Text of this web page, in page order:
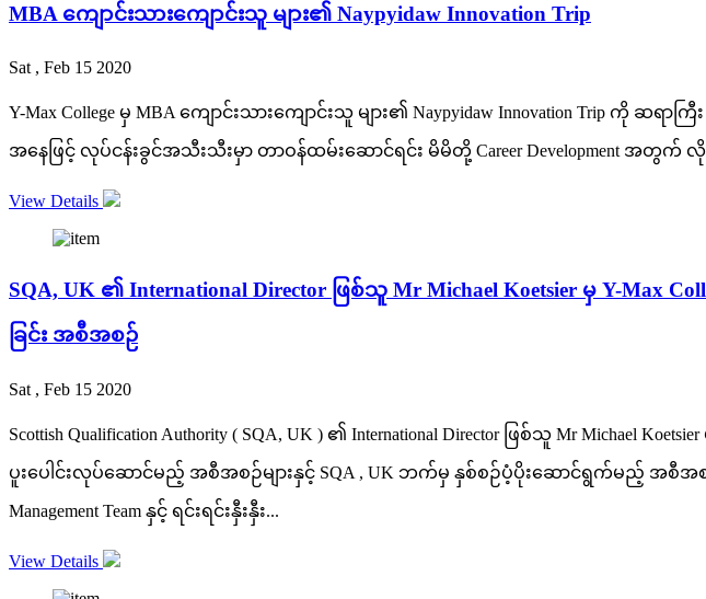
MBA ကျောင်းသားကျောင်းသူ များ၏ Naypyidaw Innovation Trip
Sat , Feb 15 2020
Y-Max College မှ MBA ကျောင်းသားကျောင်းသူ များ၏ Naypyidaw Innovation Trip ကို ဆရ
အနေဖြင့် လုပ်ငန်းခွင်အသီးသီးမှာ တာဝန်ထမ်းဆောင်ရင်း မိမိတို့ Career
View Details
SQA, UK ၏ International Director ဖြစ်သူ Mr Michael Koetsier မှ Y-
ခြင်း အစီအစဉ်
Sat , Feb 15 2020
Scottish Qualification Authority ( SQA, UK ) ၏ International Director ဖြစ်သူ Mr
ပူးပေါင်းလုပ်ဆောင်မည့် အစီအစဉ်များနှင့် SQA , UK ဘက်မှ နှစ်စဉ်ပံ့ပိုးဆောင်ရွက်မည့် အစီအစဉ်မ
Management Team နှင့် ရင်းရင်းနှီးနှီး...
View Details